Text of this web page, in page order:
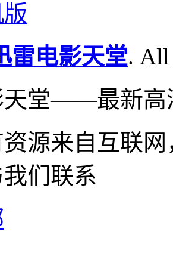
雷电影天堂. All
天堂——最新高
源来自互联
们联系